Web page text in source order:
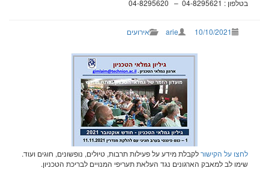
10/10/2021
arie אירועים
על הקישורלקבלת מידע על פעילות תרבות, טיולים, נופשונים, חוגים ועוד.
לב למאבק הארגונים נגד העלאת תעריפי המנויים לבריכת הטכניון.